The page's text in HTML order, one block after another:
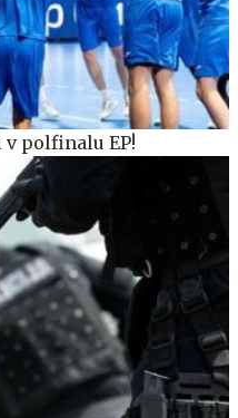
polfinalu EP!